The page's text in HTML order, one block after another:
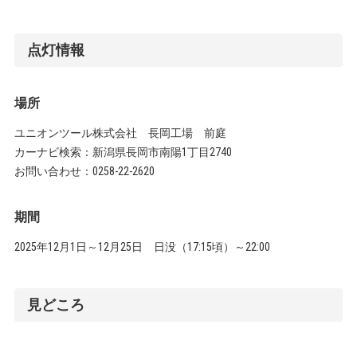
点灯情報
場所
ユニオンツール株式会社 長岡工場 前庭
カーナビ検索：新潟県長岡市南陽1丁目2740
お問い合わせ：0258-22-2620
期間
2025年12月1日～12月25日 日没（17:15頃）～22:00
見どころ